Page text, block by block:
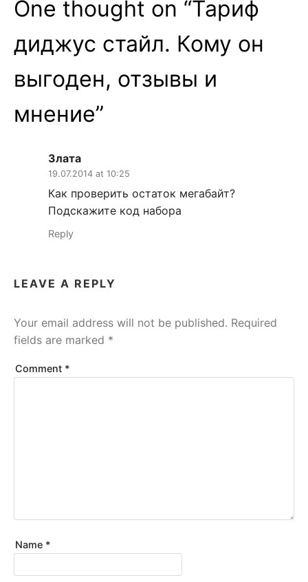
One thought on “Тариф
диджус стайл. Кому он
выгоден, отзывы и
мнение”
Злата
19.07.2014 at 10:25
Как проверить остаток мегабайт?
Подскажите код набора
Reply
LEAVE A REPLY
Your email address will not be published. Required
fields are marked *
Comment *
Name *